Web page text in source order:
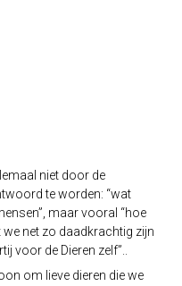
niet door de
te worden: “wat
maar vooral “hoe
we net zo daadkrachtig zijn
voor de Dieren zelf”..
om lieve dieren die we